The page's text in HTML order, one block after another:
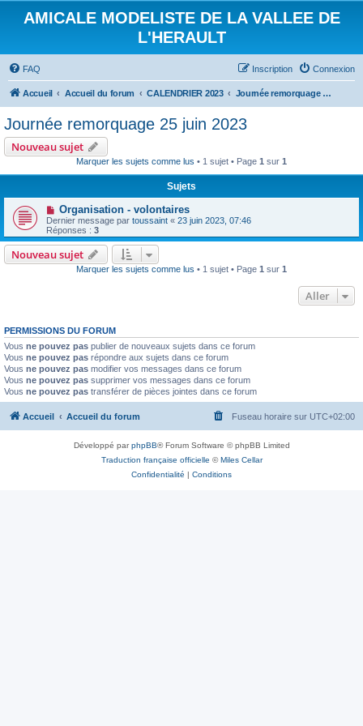
AMICALE MODELISTE DE LA VALLEE DE
L'HERAULT
FAQ Connexion
Inscription
Accueil Accueil du forum CALENDRIER 2023 Journée remorquage 25 juin 2023
Journée remorquage 25 juin 2023
Nouveau sujet
Marquer les sujets comme lus • 1 sujet • Page 1 sur 1
Sujets
Organisation - volontaires
Dernier message par toussaint « 23 juin 2023, 07:46
Réponses : 3
Nouveau sujet
Marquer les sujets comme lus • 1 sujet • Page 1 sur 1
Aller
PERMISSIONS DU FORUM
Vous ne pouvez pas publier de nouveaux sujets dans ce forum
Vous ne pouvez pas répondre aux sujets dans ce forum
Vous ne pouvez pas modifier vos messages dans ce forum
Vous ne pouvez pas supprimer vos messages dans ce forum
Vous ne pouvez pas transférer de pièces jointes dans ce forum
Accueil Accueil du forum Fuseau horaire sur UTC+02:00
Développé parphpBB® Forum Software © phpBB Limited
Traduction française officielle ©Miles Cellar
Confidentialité | Conditions